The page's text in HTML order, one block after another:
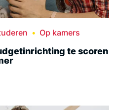
Op kamers
te scoren